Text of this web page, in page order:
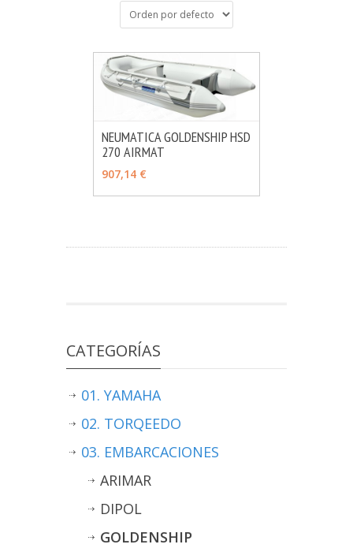
AÑADIR
NEUMATICA GOLDENSHIP HSD
270 AIRMAT
907,14 €
CATEGORÍAS
01. YAMAHA
02. TORQEEDO
03. EMBARCACIONES
ARIMAR
DIPOL
GOLDENSHIP